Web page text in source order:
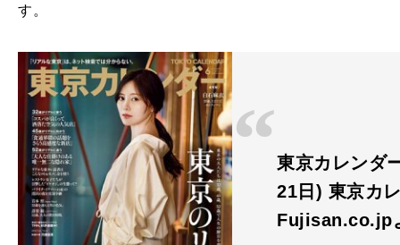
す。
東京カレンダ
21日) 東京カ
Fujisan.co.jp